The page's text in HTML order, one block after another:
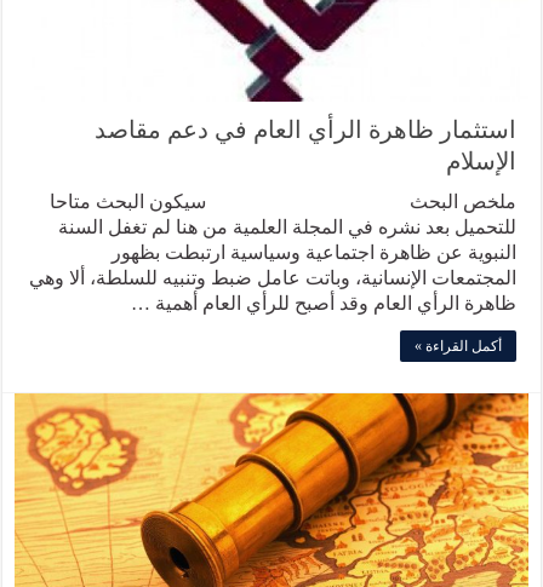
استثمار ظاهرة الرأي العام في دعم مقاصد
الإسلام
ملخص البحث سيكون البحث متاحا
للتحميل بعد نشره في المجلة العلمية من هنا لم تغفل السنة
النبوية عن ظاهرة اجتماعية وسياسية ارتبطت بظهور
المجتمعات الإنسانية، وباتت عامل ضبط وتنبيه للسلطة، ألا وهي
ظاهرة الرأي العام وقد أصبح للرأي العام أهمية …
أكمل القراءة »